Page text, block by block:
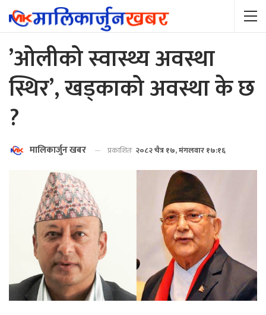
’ओलीको स्वास्थ्य अवस्था
स्थिर’, खड्काको अवस्था के छ
?
मालिकार्जुन खबर प्रकाशितः २०८२ चैत्र १७, मंगलवार १७:१६